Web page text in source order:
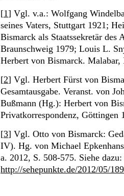
[1] Vgl. v.a.: Wolfgang
seines Vaters, Stuttgart 1921;
Bismarck als Staatssekretär
Braunschweig 1979; Louis L.
Herbert von Bismarck. Malabar,
[2] Vgl. Herbert Fürst von
Gesamtausgabe. Veranst. von
Bußmann (Hg.): Herbert von
Privatkorrespondenz, Göttingen
[3] Vgl. Otto von Bismarck:
IV). Hg. von Michael
a. 2012, S. 508-575. Siehe dazu:
http://sehepunkte.de/2012/05/